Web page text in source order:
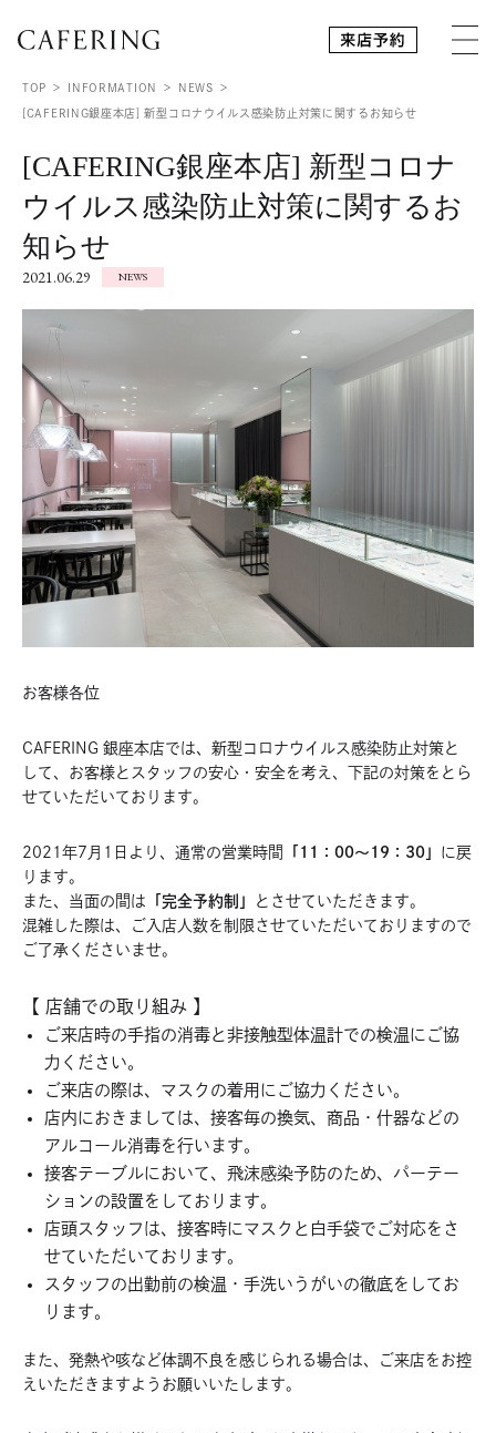
TOP INFORMATION NEWS
[CAFERING銀座本店] 新型コロナウイルス感染防止対策に関するお知らせ
[CAFERING銀座本店] 新型コロナ
ウイルス感染防止対策に関するお
知らせ
2021.06.29 NEWS
お客様各位
CAFERING 銀座本店では、新型コロナウイルス感染防止対策と
して、お客様とスタッフの安心・安全を考え、下記の対策をとら
せていただいております。
2021年7月1日より、通常の営業時間 「11：00～19：30」 に戻
ります。
また、当面の間は 「完全予約制」
とさせていただきます。
混雑した際は、ご入店人数を制限させていただいておりますので
ご了承くださいませ。
【 店舗での取り組み 】
ご来店時の手指の消毒と非接触型体温計での検温にご協
力ください。
ご来店の際は、マスクの着用にご協力ください。
店内におきましては、接客毎の換気、商品・什器などの
アルコール消毒を行います。
接客テーブルにおいて、飛沫感染予防のため、パーテー
ションの設置をしております。
店頭スタッフは、接客時にマスクと白手袋でご対応をさ
せていただいております。
スタッフの出勤前の検温・手洗いうがいの徹底をしてお
ります。
また、発熱や咳など体調不良を感じられる場合は、ご来店をお控
えいただきますようお願いいたします。